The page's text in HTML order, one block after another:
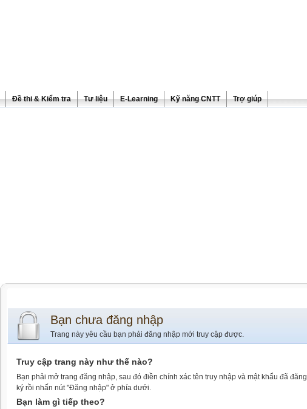
Đề thi & Kiểm tra Tư liệu E-Learning Kỹ năng CNTT Trợ giúp
Bạn chưa đăng nhập
Trang này yêu cầu bạn phải đăng nhập mới truy cập được.
Truy cập trang này như thế nào?
Bạn phải mở trang đăng nhập, sau đó điền chính xác tên truy nhập và mật khẩu đã đăng
ký rồi nhấn nút "Đăng nhập" ở phía dưới.
Bạn làm gì tiếp theo?